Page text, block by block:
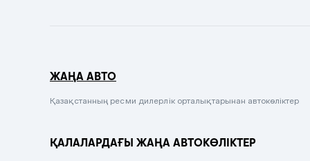
Сиреневый металлик
Вишневый
ЖАҢА АВТО
Қазақстанның ресми дилерлік орталықтарынан автокөліктер
ҚАЛАЛАРДАҒЫ ЖАҢА АВТОКӨЛІКТЕР